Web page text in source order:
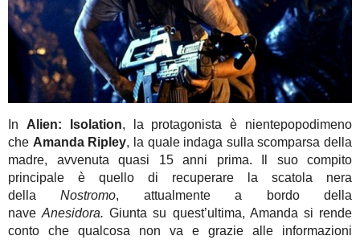
In Alien: Isolation, la protagonista è nientepopodimeno
che Amanda Ripley, la quale indaga sulla scomparsa della
madre, avvenuta quasi 15 anni prima. Il suo compito
principale è quello di recuperare la scatola nera
dellaNostromo, attualmente a bordo della
naveAnesidora.Giunta su quest’ultima, Amanda si rende
conto che qualcosa non va e grazie alle informazioni